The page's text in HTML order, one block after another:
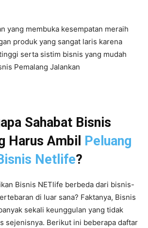
yang membuka kesempatan meraih
produk yang sangat laris karena
serta sistim bisnis yang mudah
Pemalang Jalankan
Sahabat Bisnis
Harus Ambil Peluang
Netlife?
Bisnis NETlife berbeda dari bisnis-
di luar sana? Faktanya, Bisnis
sekali keunggulan yang tidak
sejenisnya. Berikut ini beberapa daftar